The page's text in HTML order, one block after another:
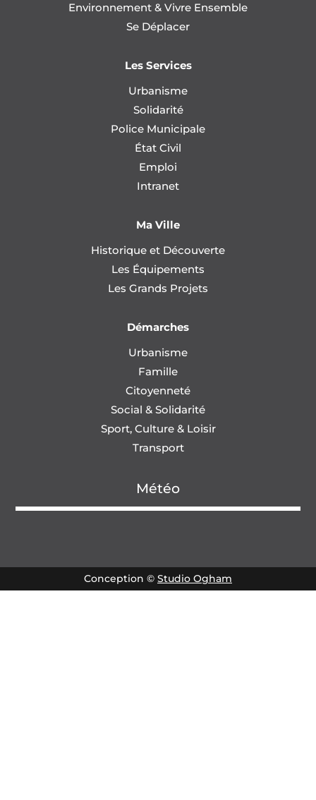
Environnement & Vivre Ensemble
Se Déplacer
Les Services
Urbanisme
Solidarité
Police Municipale
État Civil
Emploi
Intranet
Ma Ville
Historique et Découverte
Les Équipements
Les Grands Projets
Démarches
Urbanisme
Famille
Citoyenneté
Social & Solidarité
Sport, Culture & Loisir
Transport
Météo
Conception © Studio Ogham